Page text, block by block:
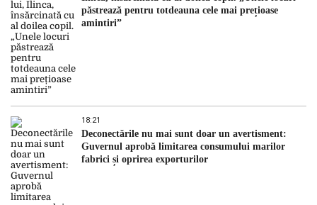
păstrează pentru totdeauna cele mai prețioase
amintiri”
18:21
Deconectările nu mai sunt doar un avertisment:
Guvernul aprobă limitarea consumului marilor
fabrici și oprirea exporturilor